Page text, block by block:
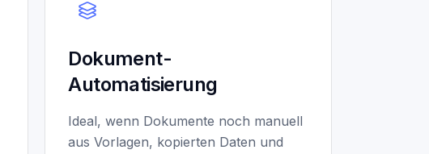
Dokument-
Automatisierung
Ideal, wenn Dokumente noch manuell
aus Vorlagen, kopierten Daten und